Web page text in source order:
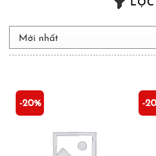
LỌC
-20% -